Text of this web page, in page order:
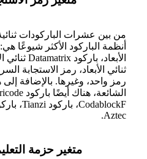
من بين عشرات الباركودات ثنائية
رمز واحد، وغيرها. بالإضافة إلى
Aztec.
متغير حزمة